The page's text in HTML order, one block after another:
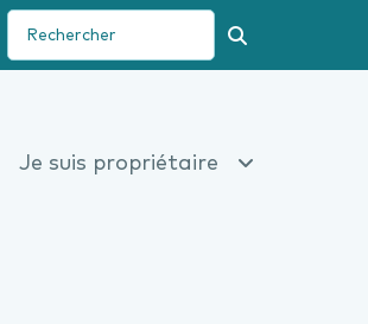
Je suis propriétaire